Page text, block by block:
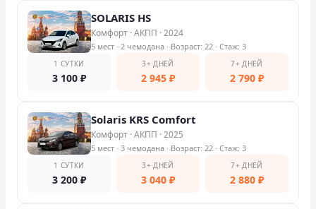
Проверить бонусный счёт
Оплата
Контакты
SOLARIS HS
Комфорт ·АКПП ·2024
5 мест · 2 чемодана · Возраст: 22 · Стаж: 3
1 СУТКИ
3 100 ₽
3+ ДНЕЙ
2 945 ₽
7+ ДНЕЙ
2 790 ₽
Solaris KRS Comfort
Комфорт ·АКПП ·2025
5 мест · 3 чемодана · Возраст: 22 · Стаж: 3
1 СУТКИ
3 200 ₽
3+ ДНЕЙ
3 040 ₽
7+ ДНЕЙ
2 880 ₽